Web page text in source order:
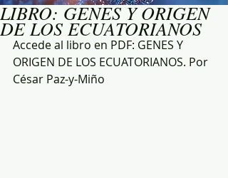
LIBRO: GENES Y ORIGEN
DE LOS ECUATORIANOS
Accede al libro en PDF: GENES Y
ORIGEN DE LOS ECUATORIANOS. Por
César Paz-y-Miño